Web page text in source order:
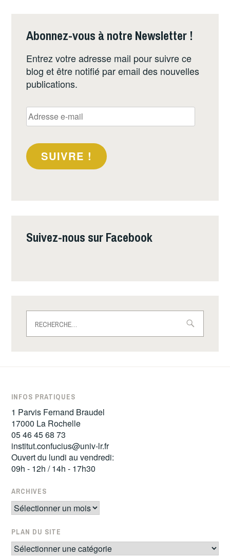
Abonnez-vous à notre Newsletter !
Entrez votre adresse mail pour suivre ce
blog et être notifié par email des nouvelles
publications.
Adresse
e-
SUIVRE !
Suivez-nous sur Facebook
INFOS PRATIQUES
1 Parvis Fernand Braudel
17000 La Rochelle
05 46 45 68 73
institut.confucius@univ-lr.fr
Ouvert du lundi au vendredi:
09h - 12h / 14h - 17h30
ARCHIVES
Archives
PLAN DU SITE
Plan